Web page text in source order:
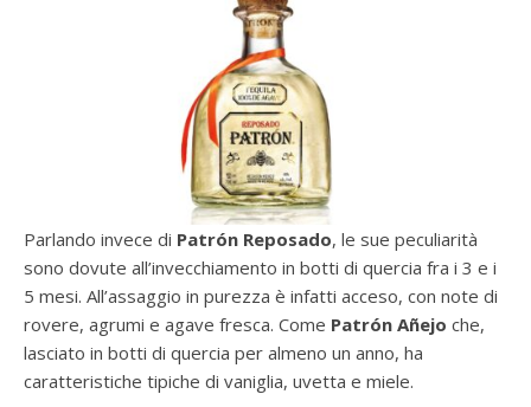
Parlando invece di Patrón Reposado, le sue peculiarità
sono dovute all’invecchiamento in botti di quercia fra i 3 e i
5 mesi. All’assaggio in purezza è infatti acceso, con note di
rovere, agrumi e agave fresca. Come Patrón Añejo che,
lasciato in botti di quercia per almeno un anno, ha
caratteristiche tipiche di vaniglia, uvetta e miele.